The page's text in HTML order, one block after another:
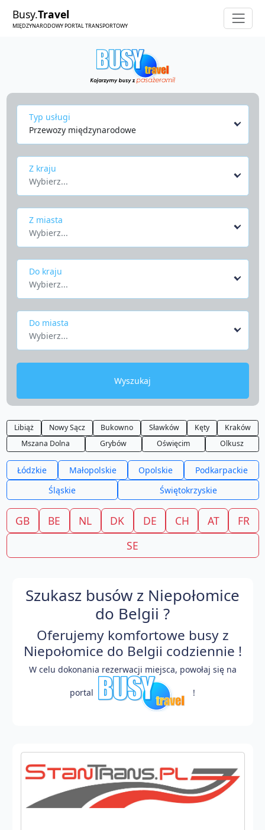
Busy.Travel
MIĘDZYNARODOWY PORTAL TRANSPORTOWY
Typ usługi
Przewozy międzynarodowe
Z kraju
Wybierz...
Z miasta
Wybierz...
Do kraju
Wybierz...
Do miasta
Wybierz...
Wyszukaj
Libiąż Nowy Sącz Bukowno Sławków Kęty
Kraków
Mszana Dolna
Grybów Oświęcim Olkusz
Łódzkie Małopolskie Opolskie
Podkarpackie
Śląskie
Świętokrzyskie
GB BE NL DK DE CH AT
FR
SE
Szukasz busów z Niepołomice
do Belgii ?
Oferujemy komfortowe busy z
Niepołomice do Belgii codziennie !
W celu dokonania rezerwacji miejsca, powołaj się na
portal !